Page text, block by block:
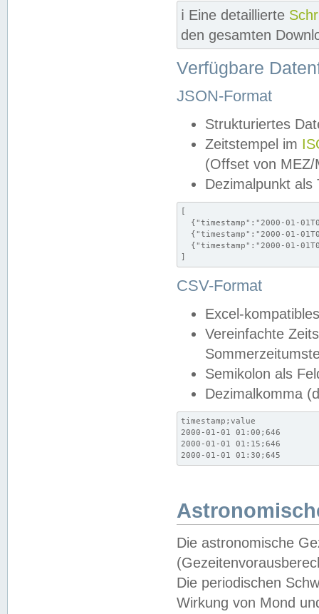
ℹ️ Eine detaillierte
den gesamten
Verfügbare
JSON-Format
Strukturiertes
Zeitstempel im
(Offset von MEZ/
Dezimalpunkt als
[
{"timestamp":"2000-01-
{"timestamp":"2000-01-
{"timestamp":"2000-01-
]
CSV-Format
Excel-
Vereinfachte
Semikolon als
Dezimalkomma
timestamp;value
2000-01-01 01:00;646
2000-01-01 01:15;646
2000-01-01 01:30;645
Die astronomische
Die periodischen
Wirkung von Mond